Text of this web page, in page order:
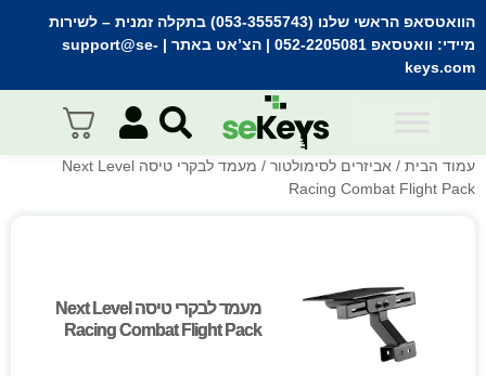
הוואטסאפ הראשי שלנו (053-3555743) בתקלה זמנית
– לשירות
מיידי: וואטסאפ 052-2205081 | הצ’אט באתר | support@se-
keys.com
עמוד הבית / אביזרים לסימולטור
/ מעמד לבקרי טיסה Next Level
Racing Combat Flight Pack
מעמד לבקרי טיסה Next Level
Racing Combat Flight Pack
מעמד לבקרי טיסה Next Level
Racing Combat Flight Pack